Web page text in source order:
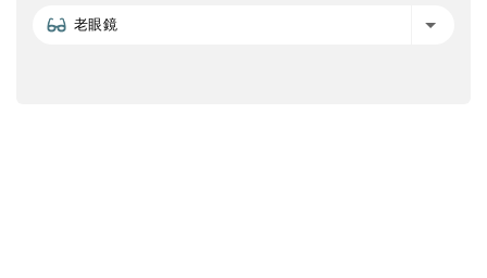
老眼鏡